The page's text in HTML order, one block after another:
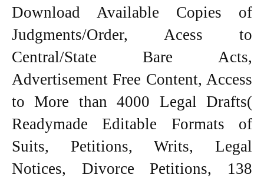
Download Available Copies of
Judgments/Order, Acess to
Central/State Bare Acts,
Advertisement Free Content, Access
to More than 4000 Legal Drafts(
Readymade Editable Formats of
Suits, Petitions, Writs, Legal
Notices, Divorce Petitions, 138